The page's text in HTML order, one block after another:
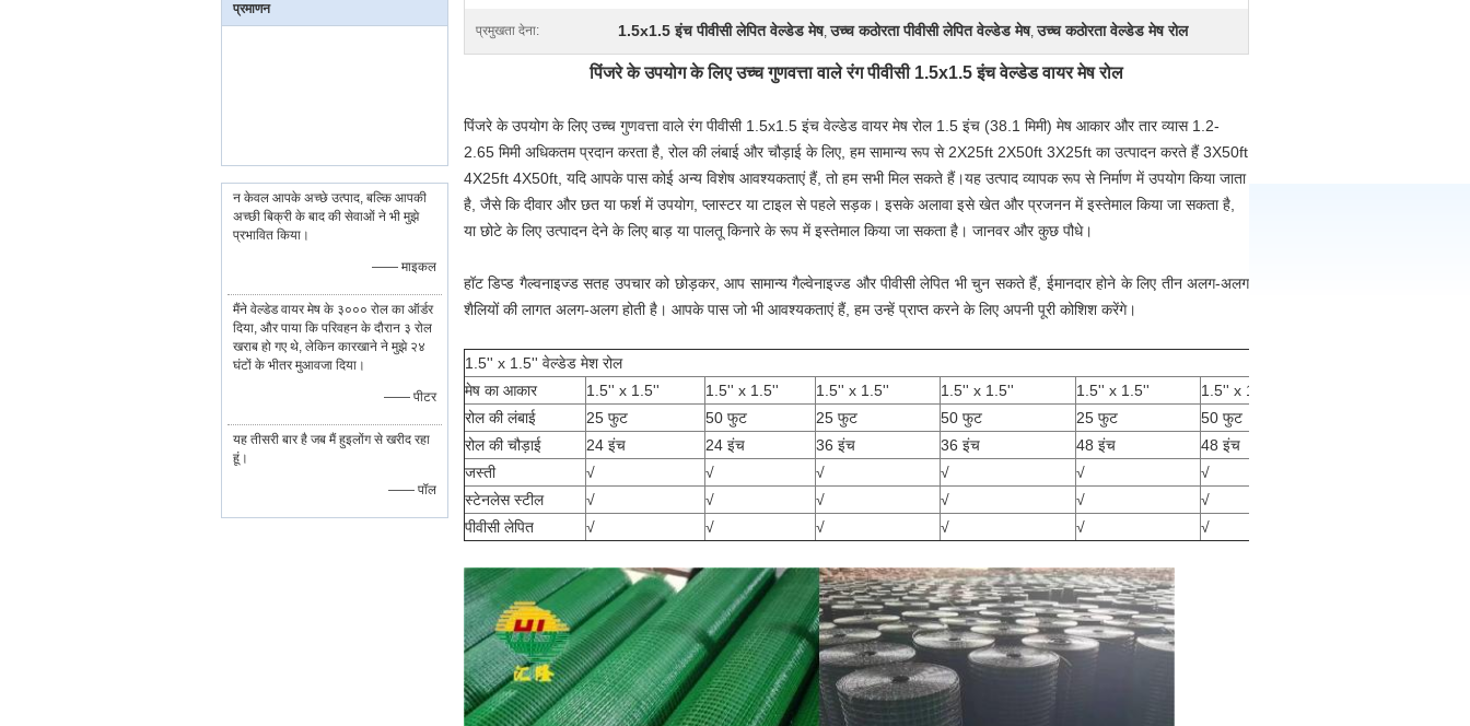
प्रमाणन
न केवल आपके अच्छे उत्पाद, बल्कि आपकी
अच्छी बिक्री के बाद की सेवाओं ने भी मुझे
प्रभावित किया।
—— माइकल
मैंने वेल्डेड वायर मेष के ३००० रोल का ऑर्डर
दिया, और पाया कि परिवहन के दौरान ३ रोल
खराब हो गए थे, लेकिन कारखाने ने मुझे २४
घंटों के भीतर मुआवजा दिया।
—— पीटर
यह तीसरी बार है जब मैं हुइलोंग से खरीद रहा
हूं।
—— पॉल
प्रमुखता देना: 1.5x1.5 इंच पीवीसी लेपित वेल्डेड मेष,उच्च कठोरता पीवीसी लेपित वेल्डेड मेष,उच्च कठोरता वेल्डेड मेष रोल
पिंजरे के उपयोग के लिए उच्च गुणवत्ता वाले रंग पीवीसी 1.5x1.5 इंच वेल्डेड वायर मेष रोल
पिंजरे के उपयोग के लिए उच्च गुणवत्ता वाले रंग पीवीसी 1.5x1.5 इंच वेल्डेड वायर मेष रोल 1.5 इंच (38.1 मिमी) मेष आकार और तार व्यास 1.2-
2.65 मिमी अधिकतम प्रदान करता है, रोल की लंबाई और चौड़ाई के लिए, हम सामान्य रूप से 2X25ft 2X50ft 3X25ft का उत्पादन करते हैं 3X50ft
4X25ft 4X50ft, यदि आपके पास कोई अन्य विशेष आवश्यकताएं हैं, तो हम सभी मिल सकते हैं।यह उत्पाद व्यापक रूप से निर्माण में उपयोग किया जाता
है, जैसे कि दीवार और छत या फर्श में उपयोग, प्लास्टर या टाइल से पहले सड़क। इसके अलावा इसे खेत और प्रजनन में इस्तेमाल किया जा सकता है,
या छोटे के लिए उत्पादन देने के लिए बाड़ या पालतू किनारे के रूप में इस्तेमाल किया जा सकता है। जानवर और कुछ पौधे।
हॉट डिप्ड गैल्वनाइज्ड सतह उपचार को छोड़कर, आप सामान्य गैल्वेनाइज्ड और पीवीसी लेपित भी चुन सकते हैं, ईमानदार होने के लिए तीन अलग-अलग
शैलियों की लागत अलग-अलग होती है। आपके पास जो भी आवश्यकताएं हैं, हम उन्हें प्राप्त करने के लिए अपनी पूरी कोशिश करेंगे।
1.5'' x 1.5'' वेल्डेड मेश रोल
मेष का आकार
1.5'' x 1.5'' 1.5'' x 1.5'' 1.5'' x 1.5'' 1.5'' x 1.5'' 1.5'' x 1.5''
1.5'' x 1.5''
रोल की लंबाई
25 फुट 50 फुट 25 फुट 50 फुट 25 फुट
50 फुट
रोल की चौड़ाई
24 इंच 24 इंच 36 इंच 36 इंच 48 इंच
48 इंच
जस्ती
√ √ √ √ √
√
स्टेनलेस स्टील
√ √ √ √ √
√
पीवीसी लेपित
√ √ √ √ √ √